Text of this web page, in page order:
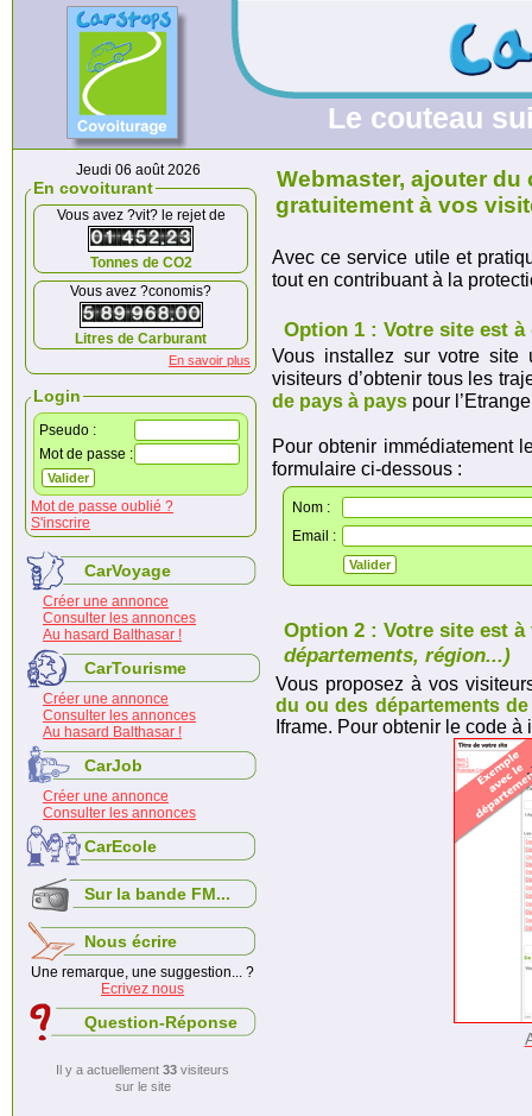
Le couteau
Jeudi 06 août 2026
En covoiturant
Vous avez ?vit? le rejet de
Tonnes de CO2
Vous avez ?conomis?
Litres de Carburant
En savoir plus
Login
Pseudo :
Mot de passe :
Mot de passe oublié ?
S'inscrire
CarVoyage
Créer une annonce
Consulter les annonces
Au hasard Balthasar !
CarTourisme
Créer une annonce
Consulter les annonces
Au hasard Balthasar !
CarJob
Créer une annonce
Consulter les annonces
CarEcole
Sur la bande FM...
Nous écrire
Une remarque, une suggestion... ?
Ecrivez nous
Question-Réponse
Il y a actuellement 33 visiteurs
sur le site
Webmaster, ajouter
gratuitement à vos
Avec ce service utile et
tout en contribuant à la
Option 1 : Votre site est
Vous installez sur votre site
visiteurs d’obtenir tous les
de pays à pays pour
Pour obtenir immédiatement
formulaire ci-dessous :
Nom :
Email :
Option 2 : Votre site est
départements, région...)
Vous proposez à vos
du ou des départements
Iframe. Pour obtenir le code